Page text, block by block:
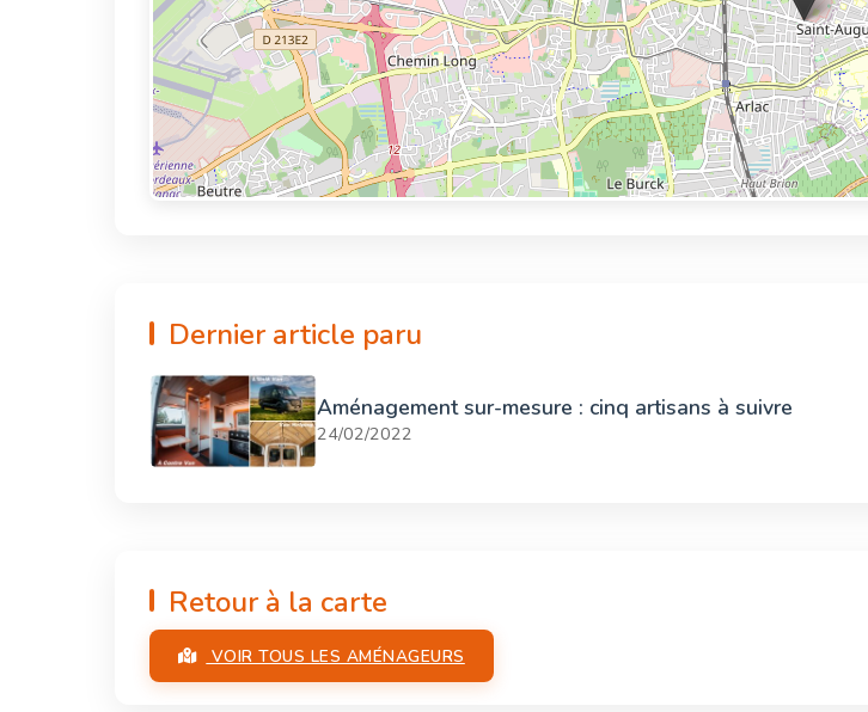
Dernier article paru
Aménagement sur-mesure : cinq artisans à suivre
24/02/2022
Retour à la carte
VOIR TOUS LES AMÉNAGEURS